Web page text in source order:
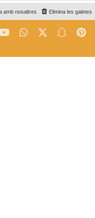
Elimina les galetes
amb nosaltres